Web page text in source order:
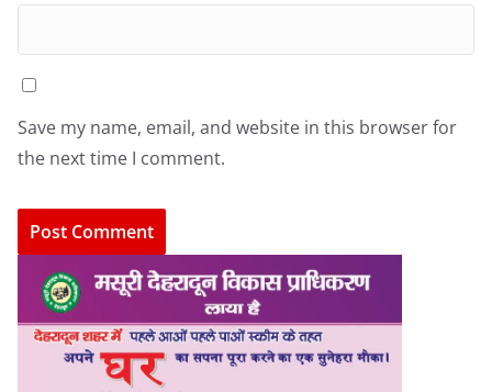
Save my name, email, and website in this browser for
the next time I comment.